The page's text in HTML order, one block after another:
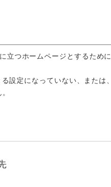
つホームページとするため
設定になっていない、または